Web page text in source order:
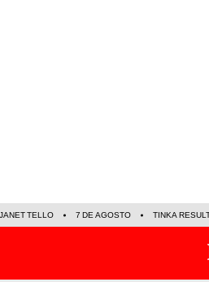
JANET TELLO 7 DE AGOSTO TINKA